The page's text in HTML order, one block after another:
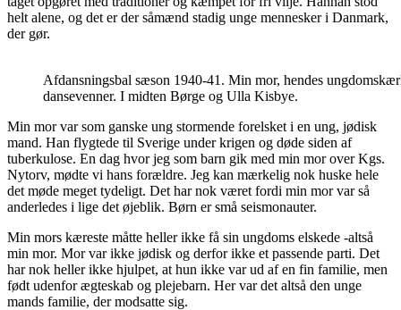
helt alene, og det er der såmænd stadig unge mennesker i Danmark,
der gør.
Afdansningsbal sæson 1940-41. Min mor, hendes
dansevenner. I midten Børge og Ulla Kisbye.
Min mor var som ganske ung stormende forelsket i en ung, jødisk
mand. Han flygtede til Sverige under krigen og døde siden af
tuberkulose. En dag hvor jeg som barn gik med min mor over Kgs.
Nytorv, mødte vi hans forældre. Jeg kan mærkelig nok huske hele
det møde meget tydeligt. Det har nok været fordi min mor var så
anderledes i lige det øjeblik. Børn er små seismonauter.
Min mors kæreste måtte heller ikke få sin ungdoms elskede -altså
min mor. Mor var ikke jødisk og derfor ikke et passende parti. Det
har nok heller ikke hjulpet, at hun ikke var ud af en fin familie, men
født udenfor ægteskab og plejebarn. Her var det altså den unge
mands familie, der modsatte sig.